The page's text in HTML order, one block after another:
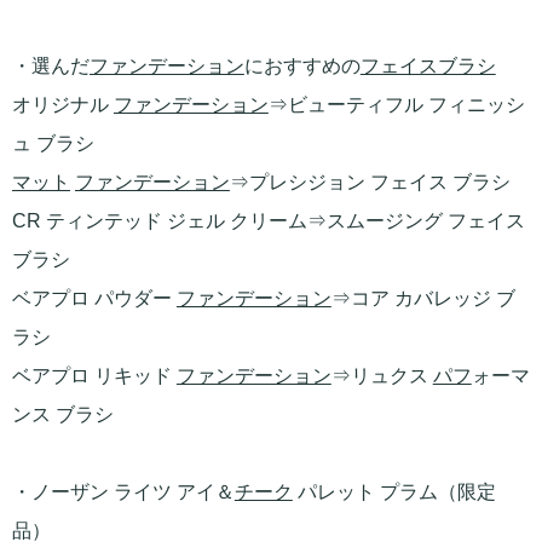
・選んだファンデーションにおすすめのフェイスブラシ
オリジナル ファンデーション⇒ビューティフル フィニッシ
ュ ブラシ
マット ファンデーション⇒プレシジョン フェイス ブラシ
CR ティンテッド ジェル クリーム⇒スムージング フェイス
ブラシ
ベアプロ パウダー ファンデーション⇒コア カバレッジ ブ
ラシ
ベアプロ リキッド ファンデーション⇒リュクス パフ ォーマ
ンス ブラシ
・ノーザン ライツ アイ＆チーク パレット プラム（限定
品）